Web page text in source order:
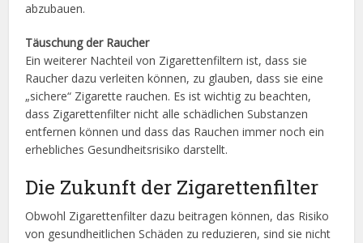
abzubauen.
Täuschung der Raucher
Ein weiterer Nachteil von Zigarettenfiltern ist, dass sie
Raucher dazu verleiten können, zu glauben, dass sie eine
„sichere“ Zigarette rauchen. Es ist wichtig zu beachten,
dass Zigarettenfilter nicht alle schädlichen Substanzen
entfernen können und dass das Rauchen immer noch ein
erhebliches Gesundheitsrisiko darstellt.
Die Zukunft der Zigarettenfilter
Obwohl Zigarettenfilter dazu beitragen können, das Risiko
von gesundheitlichen Schäden zu reduzieren, sind sie nicht